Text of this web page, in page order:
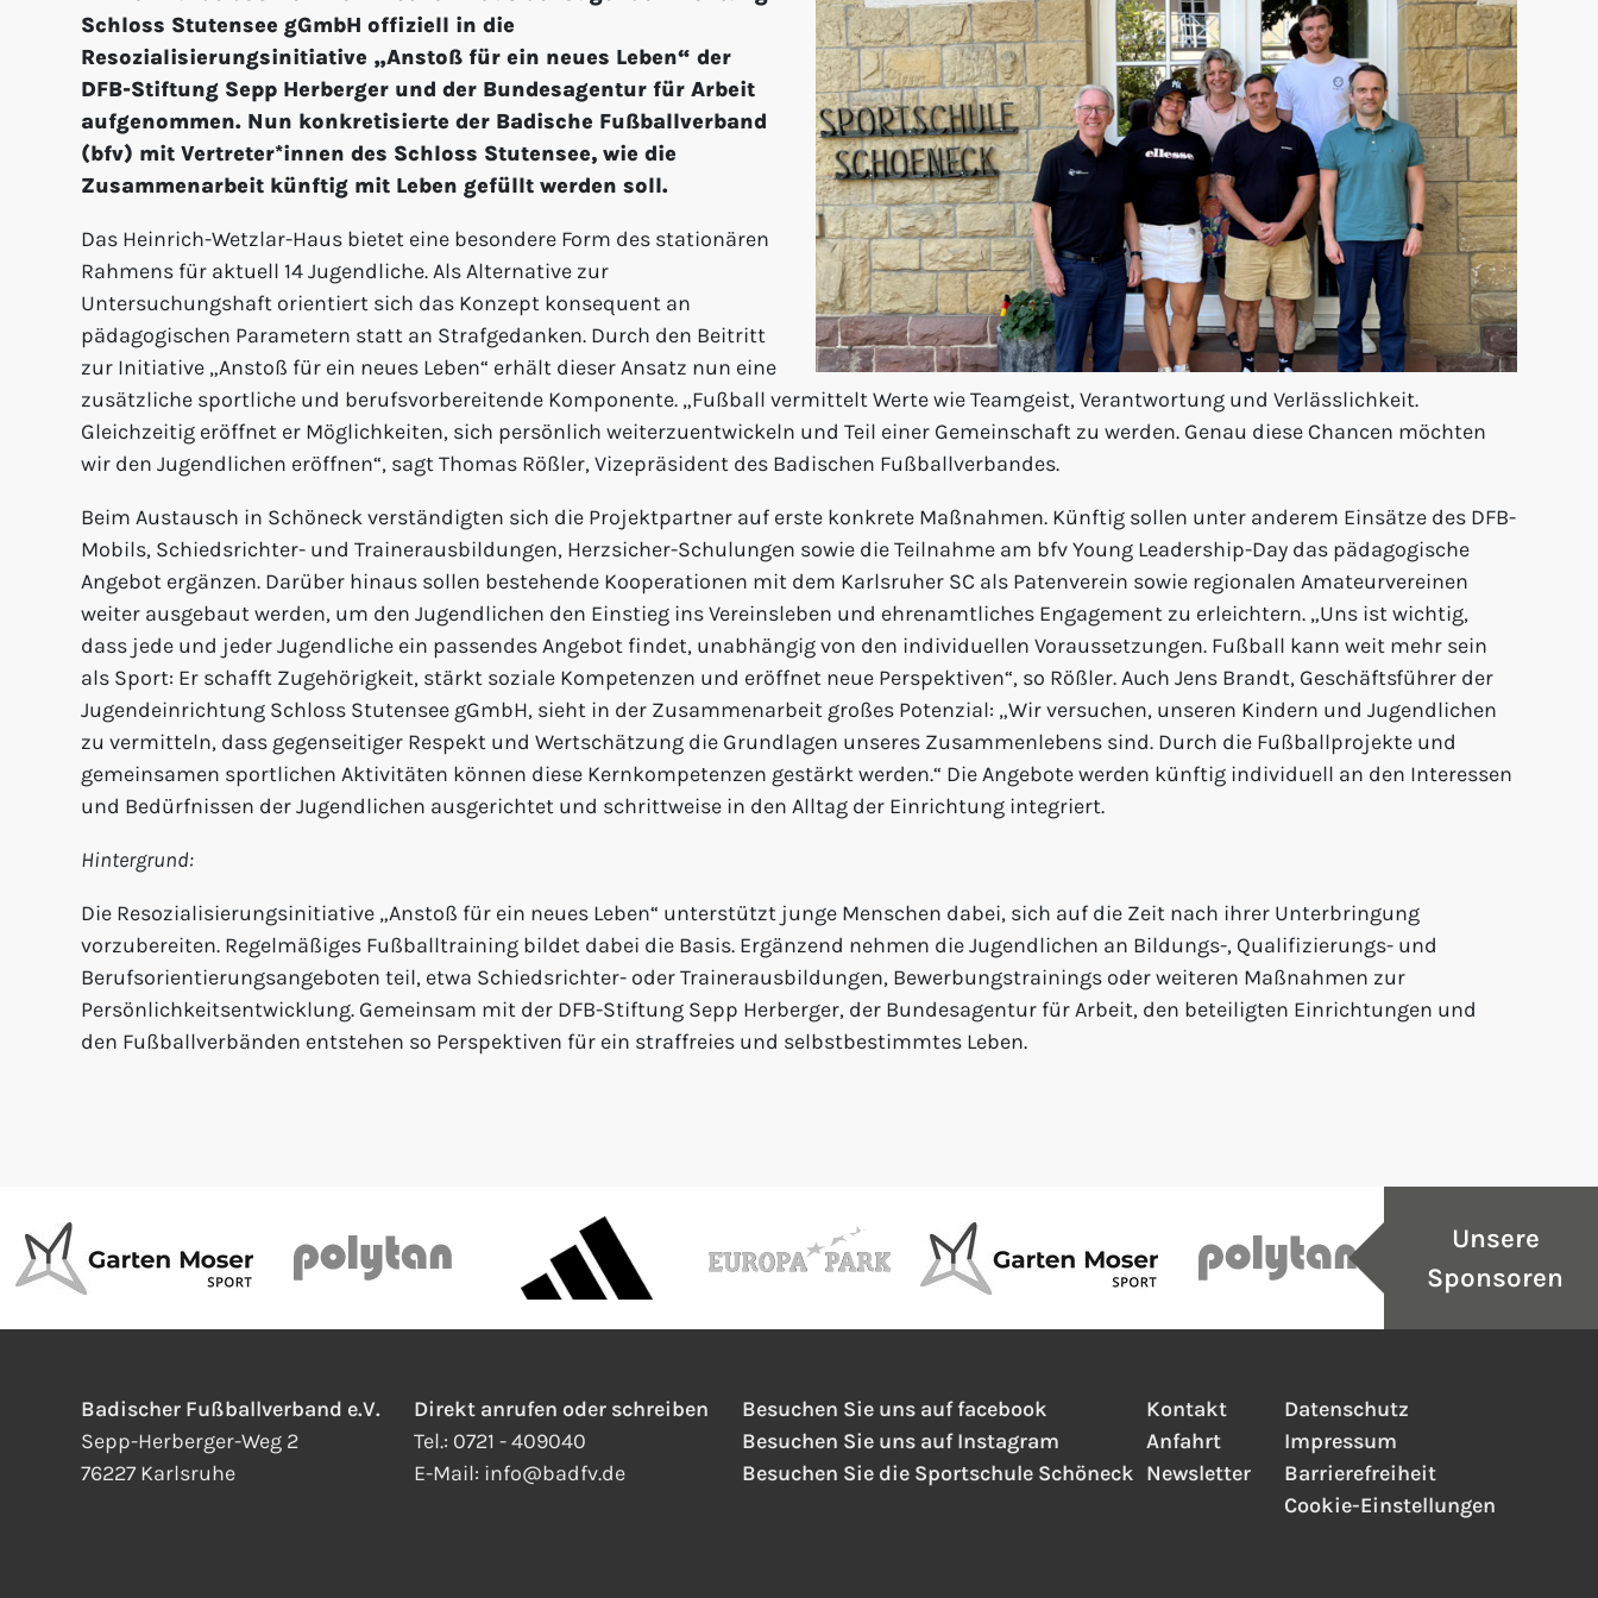
Schloss Stutensee gGmbH offiziell in die
Resozialisierungsinitiative „Anstoß für ein neues Leben“ der
DFB-Stiftung Sepp Herberger und der Bundesagentur für Arbeit
aufgenommen. Nun konkretisierte der Badische Fußballverband
(bfv) mit Vertreter*innen des Schloss Stutensee, wie die
Zusammenarbeit künftig mit Leben gefüllt werden soll.
Das Heinrich-Wetzlar-Haus bietet eine besondere Form des stationären
Rahmens für aktuell 14 Jugendliche. Als Alternative zur
Untersuchungshaft orientiert sich das Konzept konsequent an
pädagogischen Parametern statt an Strafgedanken. Durch den Beitritt
zur Initiative „Anstoß für ein neues Leben“ erhält dieser Ansatz nun eine
zusätzliche sportliche und berufsvorbereitende Komponente. „Fußball vermittelt Werte wie Teamgeist, Verantwortung und Verlässlichkeit.
Gleichzeitig eröffnet er Möglichkeiten, sich persönlich weiterzuentwickeln und Teil einer Gemeinschaft zu werden. Genau diese Chancen möchten
wir den Jugendlichen eröffnen“, sagt Thomas Rößler, Vizepräsident des Badischen Fußballverbandes.
Beim Austausch in Schöneck verständigten sich die Projektpartner auf erste konkrete Maßnahmen. Künftig sollen unter anderem Einsätze des DFB-
Mobils, Schiedsrichter- und Trainerausbildungen, Herzsicher-Schulungen sowie die Teilnahme am bfv Young Leadership-Day das pädagogische
Angebot ergänzen. Darüber hinaus sollen bestehende Kooperationen mit dem Karlsruher SC als Patenverein sowie regionalen Amateurvereinen
weiter ausgebaut werden, um den Jugendlichen den Einstieg ins Vereinsleben und ehrenamtliches Engagement zu erleichtern. „Uns ist wichtig,
dass jede und jeder Jugendliche ein passendes Angebot findet, unabhängig von den individuellen Voraussetzungen. Fußball kann weit mehr sein
als Sport: Er schafft Zugehörigkeit, stärkt soziale Kompetenzen und eröffnet neue Perspektiven“, so Rößler. Auch Jens Brandt, Geschäftsführer der
Jugendeinrichtung Schloss Stutensee gGmbH, sieht in der Zusammenarbeit großes Potenzial: „Wir versuchen, unseren Kindern und Jugendlichen
zu vermitteln, dass gegenseitiger Respekt und Wertschätzung die Grundlagen unseres Zusammenlebens sind. Durch die Fußballprojekte und
gemeinsamen sportlichen Aktivitäten können diese Kernkompetenzen gestärkt werden.“ Die Angebote werden künftig individuell an den Interessen
und Bedürfnissen der Jugendlichen ausgerichtet und schrittweise in den Alltag der Einrichtung integriert.
Hintergrund:
Die Resozialisierungsinitiative „Anstoß für ein neues Leben“ unterstützt junge Menschen dabei, sich auf die Zeit nach ihrer Unterbringung
vorzubereiten. Regelmäßiges Fußballtraining bildet dabei die Basis. Ergänzend nehmen die Jugendlichen an Bildungs-, Qualifizierungs- und
Berufsorientierungsangeboten teil, etwa Schiedsrichter- oder Trainerausbildungen, Bewerbungstrainings oder weiteren Maßnahmen zur
Persönlichkeitsentwicklung. Gemeinsam mit der DFB-Stiftung Sepp Herberger, der Bundesagentur für Arbeit, den beteiligten Einrichtungen und
den Fußballverbänden entstehen so Perspektiven für ein straffreies und selbstbestimmtes Leben.
Unsere
Sponsoren
Badischer Fußballverband e.V.
Sepp-Herberger-Weg 2
76227 Karlsruhe
Direkt anrufen oder schreiben
Tel.: 0721 - 409040
E-Mail: info@badfv.de
Besuchen Sie uns auf facebook
Besuchen Sie uns auf Instagram
Besuchen Sie die Sportschule Schöneck
Kontakt
Anfahrt
Newsletter
Datenschutz
Impressum
Barrierefreiheit
Cookie-Einstellungen